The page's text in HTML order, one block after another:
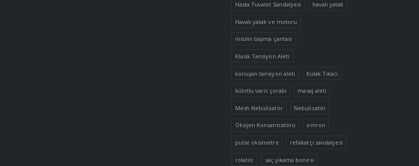
Hasta Tuvalet Sandalyesi havalı yatak
Havalı yatak ve motoru
insülin taşıma çantası
Klasik Tansiyon Aleti
konuşan tansiyon aleti Kulak Tıkacı
külotlu varis çorabı masaj aleti
Mesh Nebülizatör Nebulizatör
Oksijen Konsantratörü omron
pulse oksimetre refakatçi sandalyesi
rolatör saç yıkama bonesi